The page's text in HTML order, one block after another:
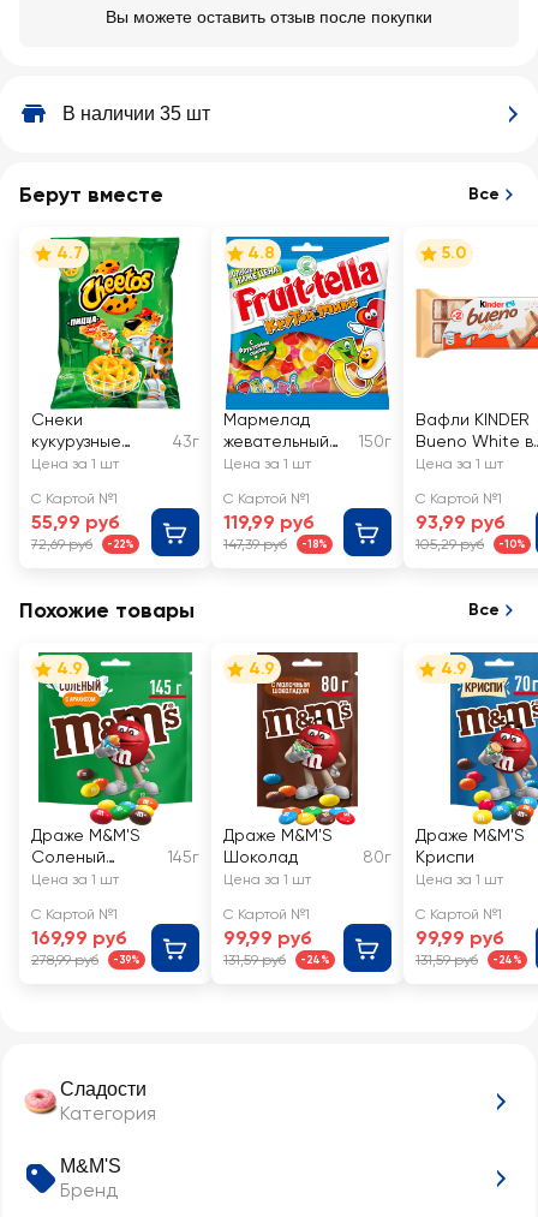
Вы можете оставить отзыв после покупки
В наличии 35 шт
Сладости
Категория
M&M'S
Бренд
Берут вместе Все
4.7
Снеки
кукурузные
CHEETOS Пицца
43г
Цена за 1 шт
С Картой №1
55,99 руб
72,69 руб -22%
4.8
Мармелад
жевательный
FRUIT-TELLA
150г
Цена за 1 шт
С Картой №1
119,99 руб
147,39 руб -18%
5.0
Вафли KINDER
Bueno White в
белом
Цена за 1 шт
С Картой №1
93,99 руб
105,29 руб -10%
Похожие товары Все
4.9
Драже M&M'S
Соленый
арахис
145г
Цена за 1 шт
С Картой №1
169,99 руб
278,99 руб -39%
4.9
Драже M&M'S
Шоколад
80г
Цена за 1 шт
С Картой №1
99,99 руб
131,59 руб -24%
4.9
Драже M&M'S
Криспи
Цена за 1 шт
С Картой №1
99,99 руб
131,59 руб -24%